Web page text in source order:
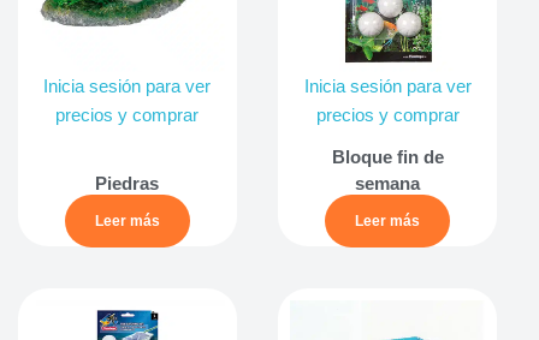
Inicia sesión para ver
precios y comprar
Piedras
Leer más
Inicia sesión para ver
precios y comprar
Bloque fin de
semana
Leer más